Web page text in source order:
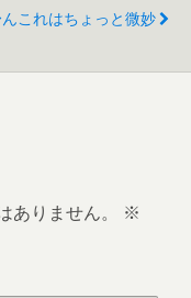
んこれはちょっと微妙
りません。
※